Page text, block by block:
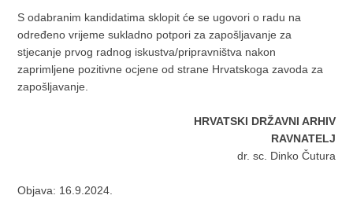
S odabranim kandidatima sklopit će se ugovori o radu na
određeno vrijeme sukladno potpori za zapošljavanje za
stjecanje prvog radnog iskustva/pripravništva nakon
zaprimljene pozitivne ocjene od strane Hrvatskoga zavoda za
zapošljavanje.
HRVATSKI DRŽAVNI ARHIV
RAVNATELJ
dr. sc. Dinko Čutura
Objava: 16.9.2024.